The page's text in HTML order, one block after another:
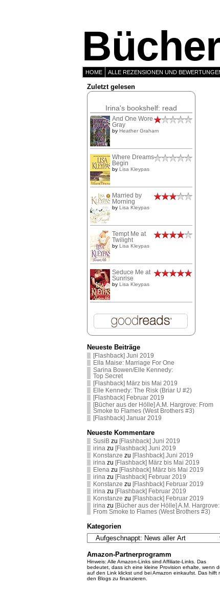
HOME ALLE REZENSIONEN UND
Zuletzt gelesen
Irina's bookshelf: read
And One Wore
Gray
by Heather Graham
Where Dreams
Begin
by Lisa Kleypas
Married by
Morning
by Lisa Kleypas
Tempt Me at
Twilight
by Lisa Kleypas
Seduce Me at
Sunrise
by Lisa Kleypas
Neueste Beiträge
[Flashback] Juni 2019
Ella Maise: Marriage For One
Sarina Bowen/Elle Kennedy:
Top Secret
[Flashback] März bis Mai 2019
Elle Kennedy: The Risk (Briar U #2)
[Flashback] Februar 2019
[Bücher aus der Hölle] A.M. Hargrove: From
Smoke to Flames (West Brothers #3)
[Flashback] Januar 2019
Neueste Kommentare
SusiB zu [Flashback] Juni 2019
irina zu [Flashback] Juni 2019
Konstanze zu [Flashback] Juni 2019
irina zu [Flashback] März bis Mai 2019
Elena zu [Flashback] März bis Mai 2019
irina zu [Flashback] Februar 2019
Konstanze zu [Flashback] Februar 2019
irina zu [Flashback] Februar 2019
Konstanze zu [Flashback] Februar 2019
irina zu [Bücher aus der Hölle] A.M. Hargrove:
From Smoke to Flames (West Brothers #3)
Kategorien
Kategorien
Amazon-Partnerprogramm
Hinweis: Alle Amazon-Links sind Affiliate-Links. Das
bedeutet, dass ich eine kleine Provision erhalte, wenn
auf den Link klickst und bei Amazon einkaufst. Das hilft
den Blogs zu finanzieren.